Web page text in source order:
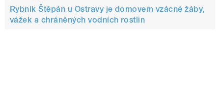
Rybník Štěpán u Ostravy je domovem vzácné žáby,
vážek a chráněných vodních rostlin